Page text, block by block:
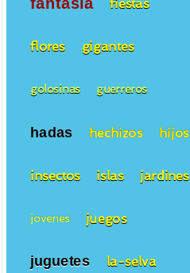
fiestas
flores gigantes
golosinas guerreros
hadas hechizos hijos
insectos islas jardines
jovenes juegos
juguetes la-selva